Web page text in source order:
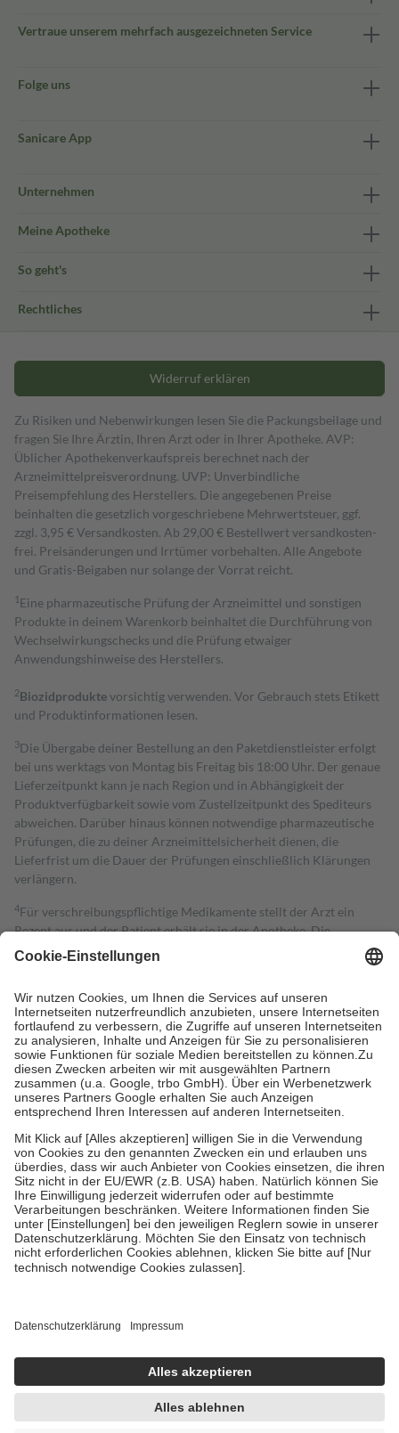
Vertraue unserem mehrfach ausgezeichneten Service
Folge uns
Sanicare App
Unternehmen
Meine Apotheke
So geht's
Rechtliches
Widerruf erklären
Zu Risiken und Nebenwirkungen lesen Sie die Packungsbeilage und
fragen Sie Ihre Ärztin, Ihren Arzt oder in Ihrer Apotheke. AVP:
Üblicher Apothekenverkaufspreis berechnet nach der
Arzneimittelpreisverordnung. UVP: Unverbindliche
Preisempfehlung des Herstellers. Die angegebenen Preise
beinhalten die gesetzlich vorgeschriebene Mehrwertsteuer, ggf.
zzgl. 3,95 € Versandkosten. Ab 29,00 € Bestell­wert versand­kosten­
frei. Preisänderungen und Irrtümer vorbehalten. Alle Angebote
und Gratis-Beigaben nur solange der Vorrat reicht.
1 Eine pharmazeutische Prüfung der Arzneimittel und sonstigen
Produkte in deinem Warenkorb beinhaltet die Durchführung von
Wechselwirkungschecks und die Prüfung etwaiger
Anwendungshinweise des Herstellers.
2Biozidproduktevorsichtig verwenden. Vor Gebrauch stets Etikett
und Produktinformationen lesen.
3Die Übergabe deiner Bestellung an den Paketdienstleister erfolgt
bei uns werktags von Montag bis Freitag bis 18:00 Uhr. Der genaue
Lieferzeitpunkt kann je nach Region und in Abhängigkeit der
Produktverfügbarkeit sowie vom Zustellzeitpunkt des Spediteurs
abweichen. Darüber hinaus können notwendige pharmazeutische
Prüfungen, die zu deiner Arzneimittelsicherheit dienen, die
Lieferfrist um die Dauer der Prüfungen einschließlich Klärungen
verlängern.
4Für verschreibungspflichtige Medikamente stellt der Arzt ein
Rezept aus und der Patient erhält sie in der Apotheke. Die
gesetzliche Krankenversicherung übernimmt in der Regel die
Kosten dafür, der Versicherte trägt einen Teil davon als Zuzahlung
Grundsätzlich leisten Mitglieder Zuzahlungen in Höhe von zehn
Prozent des Abgabepreises,mindestens jedochfünf Euround
höchstens zehn Euro.Es sind jedoch nie mehr als die tatsächlichen
Kosten der Leistung zu entrichten.
Diese Regeln gelten grundsätzlich auch für Online-Apotheken.
Bei Heilmitteln und häuslicher Krankenpflege beträgt die
Zuzahlung zehn Prozent der Kosten sowie zehn Euro je
Verordnung.
Um das Engagement der Versicherten für ihre eigene Gesundheit zu
stärken und die besondere Stellung der Familie zu unterstützen,
fallenkeine Zuzahlungenan bei:
• Kindern und Jugendlichen bis zum vollendeten 18. Lebensjahr
mit Ausnahme der Fahrkosten
• Untersuchungen zur Vorsorge und Früherkennung, die von der
GKV getragen werden
Einholung von Bewertungen. Trusted Shops hat Maßnahmen
getroffen, um sicherzustellen, dass es sich um echte Bewertungen
handelt. Mehr Informationen findest du hier:
https://help.etrusted.com/hc/de/articles/4419944605341